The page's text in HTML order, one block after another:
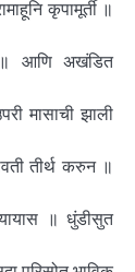
कृपामूर्ती ॥
॥ आणि अखंडित
मासाची झाली
तीर्थ करुन ॥
॥ धुंडीसुत